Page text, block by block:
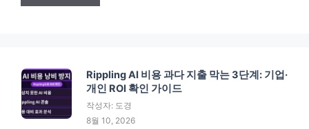
Rippling AI 비용 과다 지출 막는 3단계: 기업·
개인 ROI 확인 가이드
작성자: 도경
8월 10, 2026